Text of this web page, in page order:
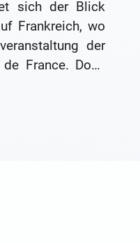
sich der Blick
Frankreich, wo
der
France. Doch